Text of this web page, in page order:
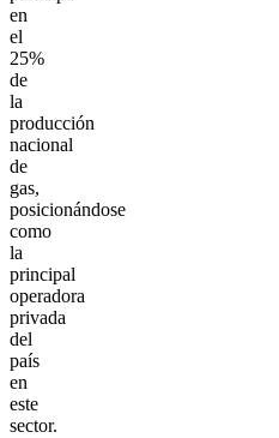
en
el
25%
de
la
producción
nacional
de
gas,
posicionándose
como
la
principal
operadora
privada
del
país
en
este
sector.